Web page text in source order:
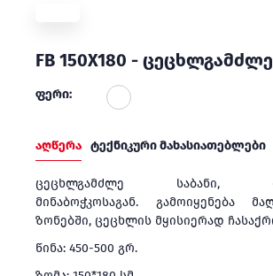
FB 150X180 -
ფერი:
აღწერა ტექნიკური მახასიათებლები
ცეცხლგამძლე საბანი,
მინაბოჭკოსაგან. გამოიყენება
ზონებში, ცეცხლის მყისიერად
წინა: 450-500 გრ.